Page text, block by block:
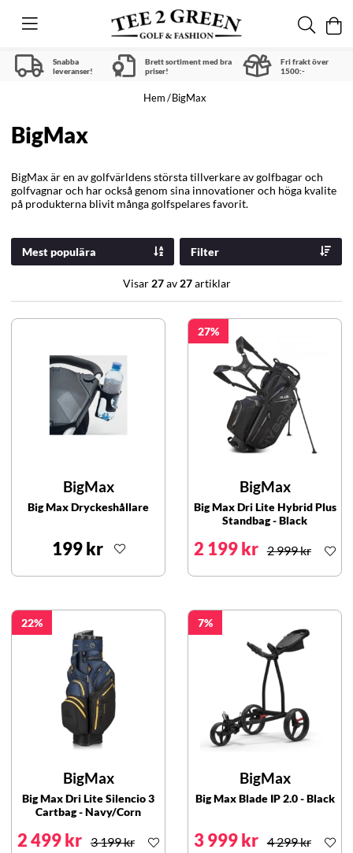
Snabba
leveranser!
Brett sortiment med bra
priser!
Fri frakt över
1500:-
Hem BigMax
BigMax
BigMax är en av golfvärldens största tillverkare av golfbagar och
golfvagnar och har också genom sina innovationer och höga kvalite
på produkterna blivit många golfspelares favorit.
Mest populära Filter
Visar 27av 27artiklar
BigMax
Big Max Dryckeshållare
199 kr
27
BigMax
Big Max Dri Lite Hybrid Plus
Standbag - Black
2 199 kr 2 999 kr
22
BigMax
Big Max Dri Lite Silencio 3
Cartbag - Navy/Corn
2 499 kr 3 199 kr
7
BigMax
Big Max Blade IP 2.0 - Black
3 999 kr 4 299 kr